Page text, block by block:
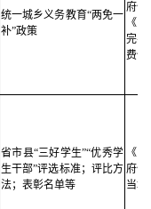
统一城乡义务教育“两免一
补”政策
府信
《
完善
费保
省市县“三好学生”“优秀学
生干部”评选标准；评比方
法；表彰名单等
《
府信
当地